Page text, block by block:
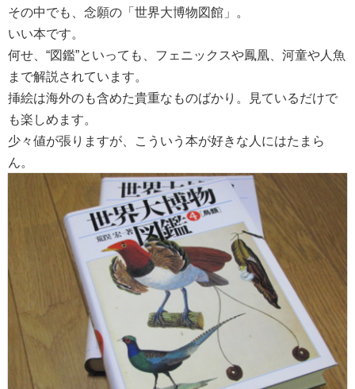
その中でも、念願の「世界大博物図館」。
いい本です。
何せ、“図鑑”といっても、フェニックスや鳳凰、河童や人魚
まで解説されています。
挿絵は海外のも含めた貴重なものばかり。見ているだけで
も楽しめます。
少々値が張りますが、こういう本が好きな人にはたまら
ん。